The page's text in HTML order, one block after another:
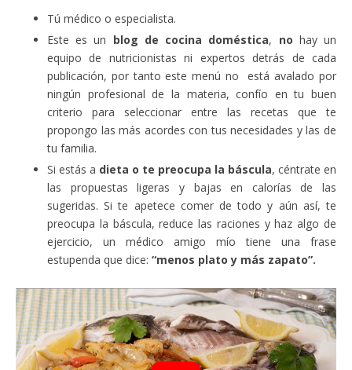
Tú médico o especialista.
Este es un blog de cocina doméstica, no hay un
equipo de nutricionistas ni expertos detrás de cada
publicación, por tanto este menú no está avalado por
ningún profesional de la materia, confío en tu buen
criterio para seleccionar entre las recetas que te
propongo las más acordes con tus necesidades y las de
tu familia.
Si estás a dieta o te preocupa la báscula, céntrate en
las propuestas ligeras y bajas en calorías de las
sugeridas. Si te apetece comer de todo y aún así, te
preocupa la báscula, reduce las raciones y haz algo de
ejercicio, un médico amigo mío tiene una frase
estupenda que dice: “menos plato y más zapato”.